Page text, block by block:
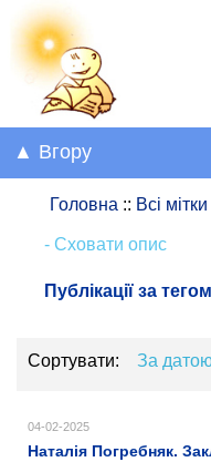
▲ Вгору
Головна :: Всі мітки
- Сховати опис
Публікації за
Сортувати: За
04-02-2025
Наталія Погребняк.